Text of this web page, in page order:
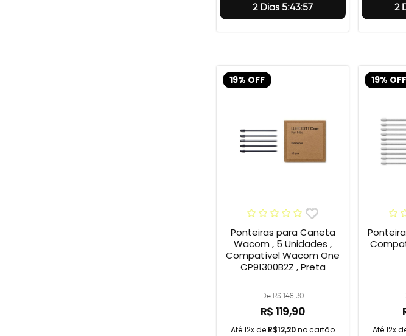
2 Dias 5:43:56 2
19% OFF
Ponteiras para Caneta
Wacom , 5 Unidades ,
Compatível Wacom One
CP91300B2Z , Preta
De R$ 148,30
R$ 119,90
Até 12x de R$12,20no cartão
19% OFF
Até 12x